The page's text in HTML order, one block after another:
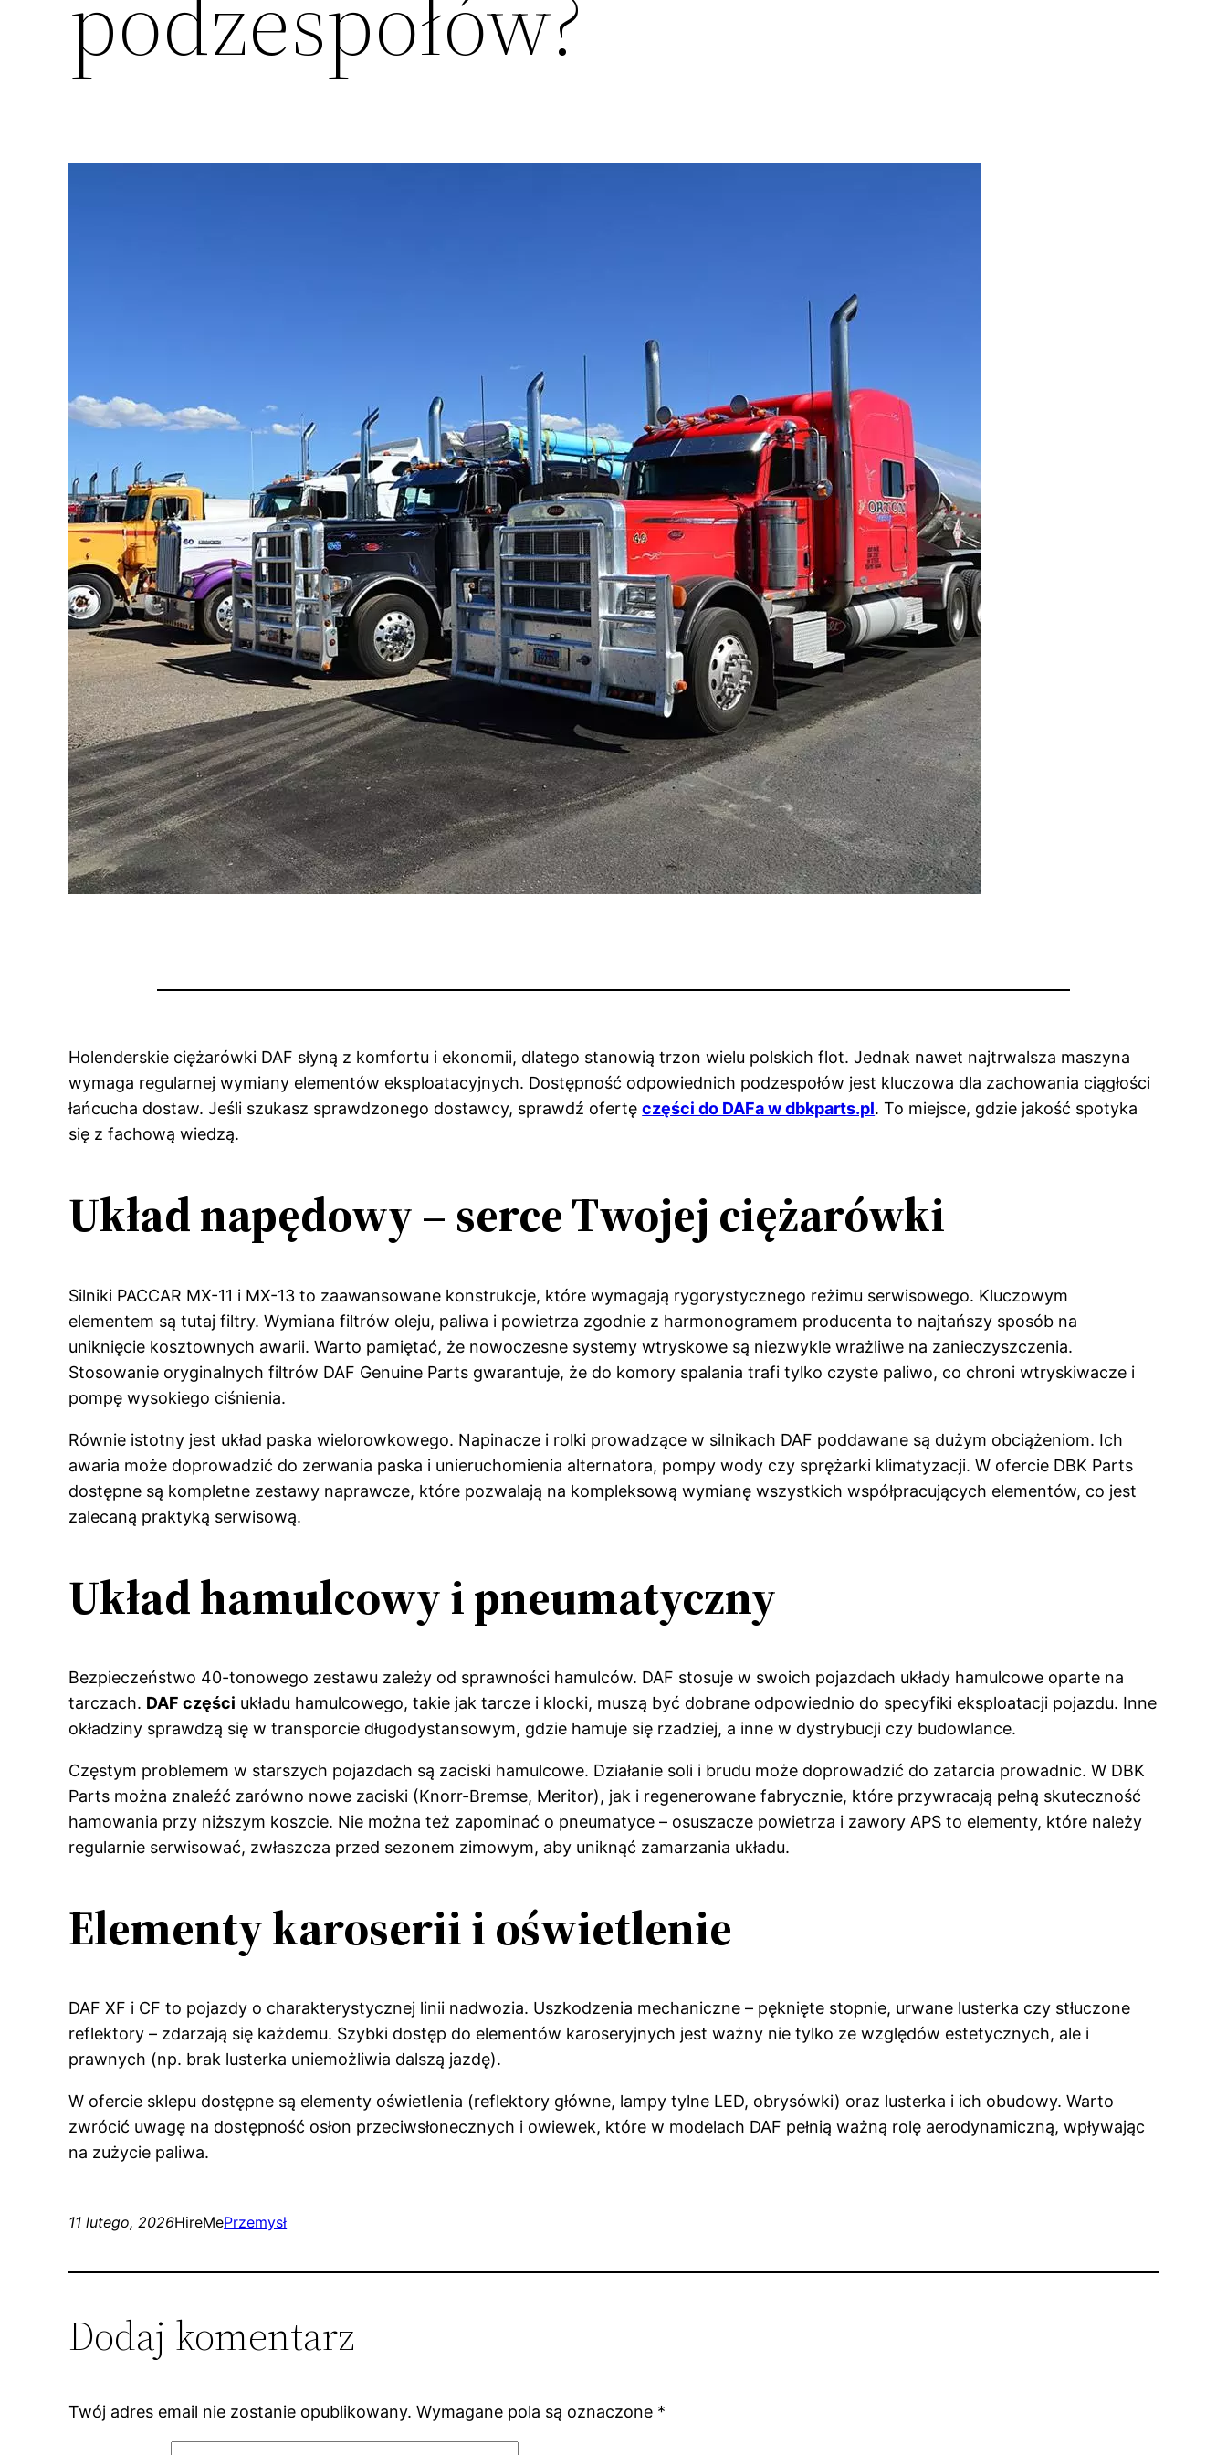
Holenderskie ciężarówki DAF słyną z komfortu i ekonomii, dlatego stanowią trzon wielu polskich flot. Jednak nawet najtrwalsza maszyna
wymaga regularnej wymiany elementów eksploatacyjnych. Dostępność odpowiednich podzespołów jest kluczowa dla zachowania ciągłości
łańcucha dostaw. Jeśli szukasz sprawdzonego dostawcy, sprawdź ofertęczęści do DAFa w dbkparts.pl. To miejsce, gdzie jakość spotyka
się z fachową wiedzą.
Układ napędowy – serce Twojej ciężarówki
Silniki PACCAR MX-11 i MX-13 to zaawansowane konstrukcje, które wymagają rygorystycznego reżimu serwisowego. Kluczowym
elementem są tutaj filtry. Wymiana filtrów oleju, paliwa i powietrza zgodnie z harmonogramem producenta to najtańszy sposób na
uniknięcie kosztownych awarii. Warto pamiętać, że nowoczesne systemy wtryskowe są niezwykle wrażliwe na zanieczyszczenia.
Stosowanie oryginalnych filtrów DAF Genuine Parts gwarantuje, że do komory spalania trafi tylko czyste paliwo, co chroni wtryskiwacze i
pompę wysokiego ciśnienia.
Równie istotny jest układ paska wielorowkowego. Napinacze i rolki prowadzące w silnikach DAF poddawane są dużym obciążeniom. Ich
awaria może doprowadzić do zerwania paska i unieruchomienia alternatora, pompy wody czy sprężarki klimatyzacji. W ofercie DBK Parts
dostępne są kompletne zestawy naprawcze, które pozwalają na kompleksową wymianę wszystkich współpracujących elementów, co jest
zalecaną praktyką serwisową.
Układ hamulcowy i pneumatyczny
Bezpieczeństwo 40-tonowego zestawu zależy od sprawności hamulców. DAF stosuje w swoich pojazdach układy hamulcowe oparte na
tarczach. DAF części układu hamulcowego, takie jak tarcze i klocki, muszą być dobrane odpowiednio do specyfiki eksploatacji pojazdu. Inne
okładziny sprawdzą się w transporcie długodystansowym, gdzie hamuje się rzadziej, a inne w dystrybucji czy budowlance.
Częstym problemem w starszych pojazdach są zaciski hamulcowe. Działanie soli i brudu może doprowadzić do zatarcia prowadnic. W DBK
Parts można znaleźć zarówno nowe zaciski (Knorr-Bremse, Meritor), jak i regenerowane fabrycznie, które przywracają pełną skuteczność
hamowania przy niższym koszcie. Nie można też zapominać o pneumatyce – osuszacze powietrza i zawory APS to elementy, które należy
regularnie serwisować, zwłaszcza przed sezonem zimowym, aby uniknąć zamarzania układu.
Elementy karoserii i oświetlenie
DAF XF i CF to pojazdy o charakterystycznej linii nadwozia. Uszkodzenia mechaniczne – pęknięte stopnie, urwane lusterka czy stłuczone
reflektory – zdarzają się każdemu. Szybki dostęp do elementów karoseryjnych jest ważny nie tylko ze względów estetycznych, ale i
prawnych (np. brak lusterka uniemożliwia dalszą jazdę).
W ofercie sklepu dostępne są elementy oświetlenia (reflektory główne, lampy tylne LED, obrysówki) oraz lusterka i ich obudowy. Warto
zwrócić uwagę na dostępność osłon przeciwsłonecznych i owiewek, które w modelach DAF pełnią ważną rolę aerodynamiczną, wpływając
na zużycie paliwa.
11 lutego, 2026HireMePrzemysł
Dodaj komentarz
Twój adres email nie zostanie opublikowany. Wymagane pola są oznaczone *